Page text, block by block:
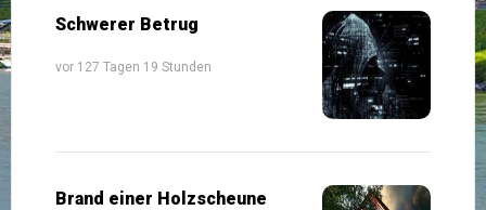
Schwerer Betrug
vor 127 Tagen 19 Stunden
Brand einer Holzscheune